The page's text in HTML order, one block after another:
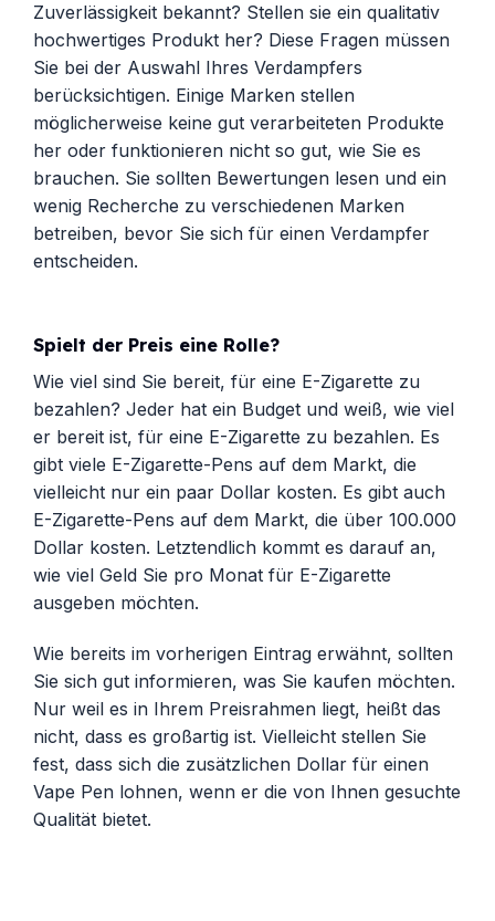
Zuverlässigkeit bekannt? Stellen sie ein qualitativ
hochwertiges Produkt her? Diese Fragen müssen
Sie bei der Auswahl Ihres Verdampfers
berücksichtigen. Einige Marken stellen
möglicherweise keine gut verarbeiteten Produkte
her oder funktionieren nicht so gut, wie Sie es
brauchen. Sie sollten Bewertungen lesen und ein
wenig Recherche zu verschiedenen Marken
betreiben, bevor Sie sich für einen Verdampfer
entscheiden.
Spielt der Preis eine Rolle?
Wie viel sind Sie bereit, für eine E-Zigarette zu
bezahlen? Jeder hat ein Budget und weiß, wie viel
er bereit ist, für eine E-Zigarette zu bezahlen. Es
gibt viele E-Zigarette-Pens auf dem Markt, die
vielleicht nur ein paar Dollar kosten. Es gibt auch
E-Zigarette-Pens auf dem Markt, die über 100.000
Dollar kosten. Letztendlich kommt es darauf an,
wie viel Geld Sie pro Monat für E-Zigarette
ausgeben möchten.
Wie bereits im vorherigen Eintrag erwähnt, sollten
Sie sich gut informieren, was Sie kaufen möchten.
Nur weil es in Ihrem Preisrahmen liegt, heißt das
nicht, dass es großartig ist. Vielleicht stellen Sie
fest, dass sich die zusätzlichen Dollar für einen
Vape Pen lohnen, wenn er die von Ihnen gesuchte
Qualität bietet.